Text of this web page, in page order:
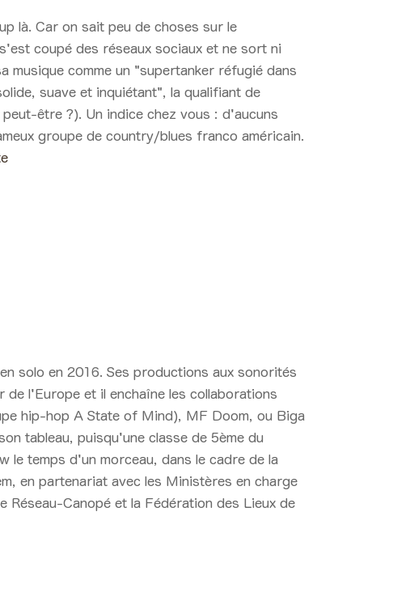
là. Car on sait peu de choses sur le
coupé des réseaux sociaux et ne sort ni
musique comme un "supertanker réfugié dans
suave et inquiétant", la qualifiant de
être ?). Un indice chez vous : d'aucuns
groupe de country/blues franco américain.
solo en 2016. Ses productions aux sonorités
l'Europe et il enchaîne les collaborations
hip-hop A State of Mind), MF Doom, ou Biga
tableau, puisqu'une classe de 5ème du
le temps d'un morceau, dans le cadre de la
en partenariat avec les Ministères en charge
Réseau-Canopé et la Fédération des Lieux de